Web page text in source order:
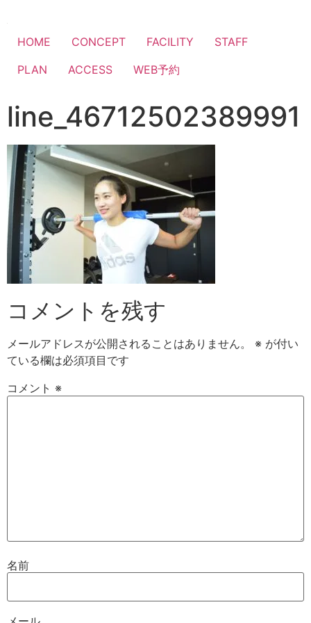
HOME CONCEPT FACILITY
STAFF
PLAN
ACCESS WEB予約
line_46712502389991
コメントを残す
メールアドレスが公開されることはありません。 ※ が付い
ている欄は必須項目です
コメント ※
名前